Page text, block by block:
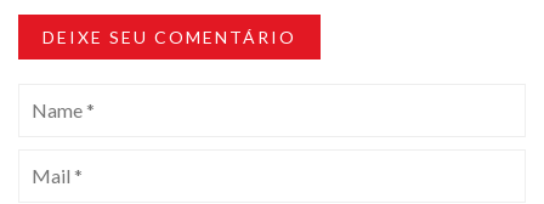
DEIXE SEU COMENTÁRIO